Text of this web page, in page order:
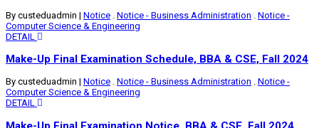
By custeduadmin | Notice . Notice - Business Administration . Notice -
Computer Science & Engineering
DETAIL
Make-Up Final Examination Schedule, BBA & CSE, Fall 2024
By custeduadmin | Notice . Notice - Business Administration . Notice -
Computer Science & Engineering
DETAIL